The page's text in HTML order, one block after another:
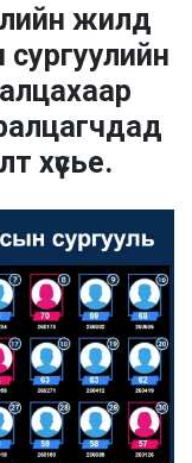
жилд
хүсье.